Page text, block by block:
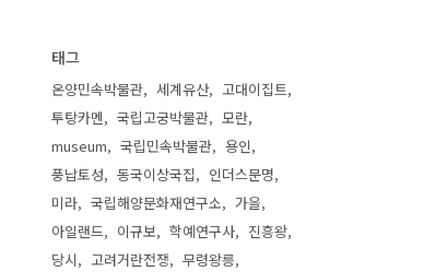
태그
온양민속박물관 세계유산
고대이집트
투탕카멘
국립고궁박물관
모란
museum
국립민속박물관
용인
풍납토성
동국이상국집
인더스문명
미라
국립해양문화재연구소
가을
아일랜드
이규보 학예연구사
진흥왕
당시
고려거란전쟁
무령왕릉